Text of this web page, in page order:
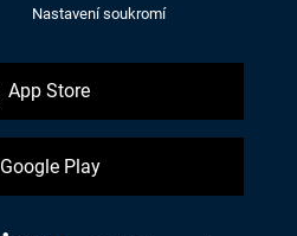
Nastavení soukromí
App Store
Google Play